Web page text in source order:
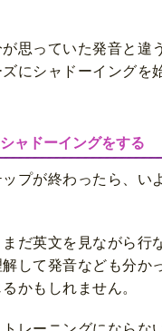
思っていた発音と違
にシャドーイングを
ャドーイングをする
プが終わったら、い
だ英文を見ながら行
して発音なども分か
かもしれません。